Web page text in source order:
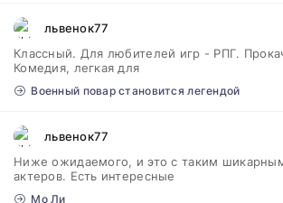
львенок77
Классный. Для любителей игр - РПГ.
Комедия, легкая для
Военный повар становится легендой
львенок77
Ниже ожидаемого, и это с таким
актеров. Есть интересные
Мо Ли